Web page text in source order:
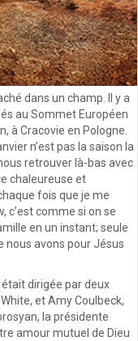
dans un champ. Il y a
au Sommet Européen
à Cracovie en Pologne.
n’est pas la saison la
retrouver là-bas avec
chaleureuse et
fois que je me
c’est comme si on se
en un instant; seule
nous avons pour Jésus
dirigée par deux
et Amy Coulbeck,
la présidente
amour mutuel de Dieu